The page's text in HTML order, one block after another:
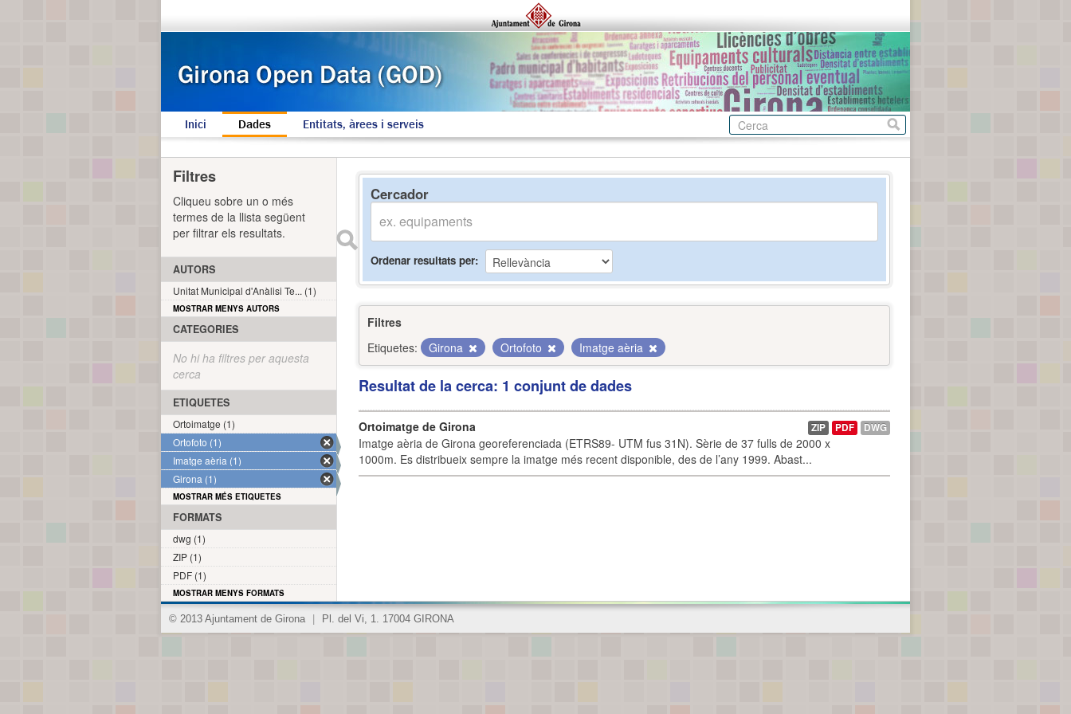
Inici Dades Entitats, àrees i serveis
Cercador
Ordenar resultats per
Filtres
Etiquetes:
Girona Ortofoto Imatge aèria
Resultat de la cerca: 1 conjunt de dades
Ortoimatge de Girona
Imatge aèria de Girona georeferenciada (ETRS89- UTM fus 31N). Sèrie de 37 fulls de 2000 x
1000m. Es distribueix sempre la imatge més recent disponible, des de l’any 1999. Abast...
ZIP PDF DWG
Filtres
Cliqueu sobre un o més
termes de la llista següent
per filtrar els resultats.
AUTORS
Unitat Municipal d'Anàlisi Te... (1)
MOSTRAR MENYS AUTORS
CATEGORIES
No hi ha filtres per aquesta
cerca
ETIQUETES
Ortoimatge (1)
Ortofoto (1)
Imatge aèria (1)
Girona (1)
MOSTRAR MÉS ETIQUETES
FORMATS
dwg (1)
ZIP (1)
PDF (1)
MOSTRAR MENYS FORMATS
© 2013 Ajuntament de Girona Pl. del Vi, 1. 17004 GIRONA